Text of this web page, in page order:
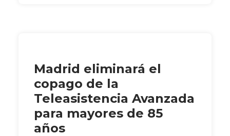
Madrid eliminará el
copago de la
Teleasistencia Avanzada
para mayores de 85
años